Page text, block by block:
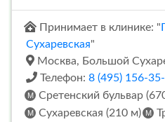
Принимает в клинике: "
Сухаревская"
Москва, Большой
Телефон: 8 (495) 156-
Сретенский бульвар
Сухаревская (210 м)